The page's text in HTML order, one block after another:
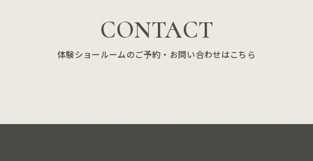
CONTACT
体験ショールームのご予約・お問い合わせはこちら